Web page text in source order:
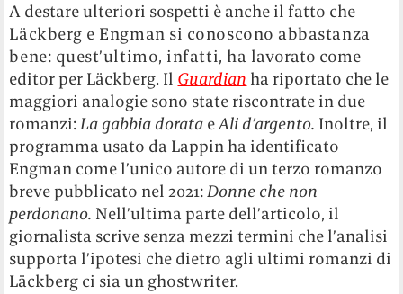
A destare ulteriori sospetti è anche il fatto che
Läckberg e Engman si conoscono abbastanza
bene: quest’ultimo, infatti, ha lavorato come
editor per Läckberg. Il Guardian ha riportato che le
maggiori analogie sono state riscontrate in due
romanzi:La gabbia dorata eAli d’argento. Inoltre, il
programma usato da Lappin ha identificato
Engman come l’unico autore di un terzo romanzo
breve pubblicato nel 2021:Donne che non
perdonano. Nell’ultima parte dell’articolo, il
giornalista scrive senza mezzi termini che l’analisi
supporta l’ipotesi che dietro agli ultimi romanzi di
Läckberg ci sia un ghostwriter.